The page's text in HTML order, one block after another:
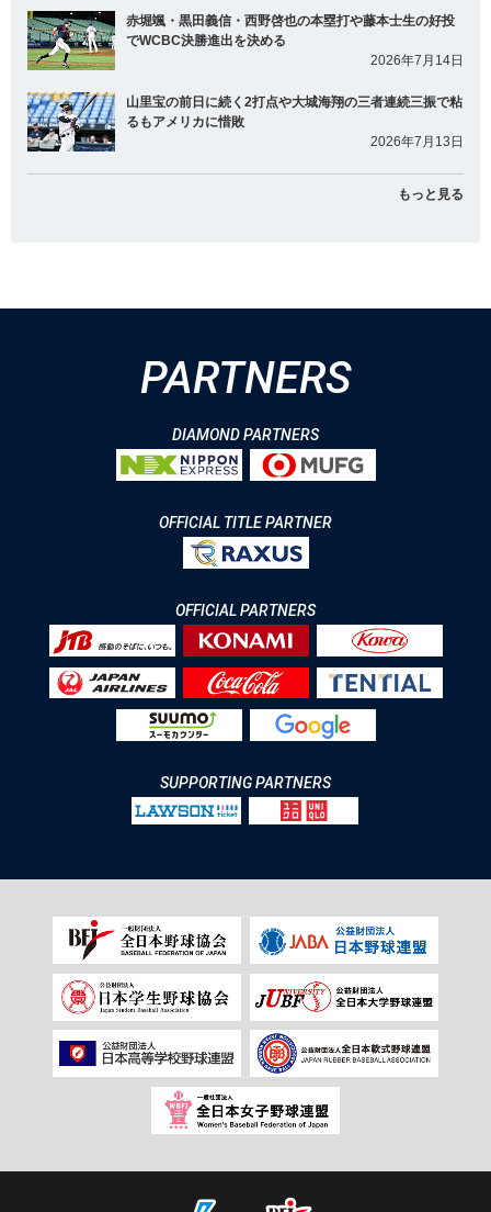
赤堀颯・黒田義信・西野啓也の本塁打や藤本士生の好投
でWCBC決勝進出を決める
2026年7月14日
山里宝の前日に続く2打点や大城海翔の三者連続三振で粘
るもアメリカに惜敗
2026年7月13日
もっと見る
PARTNERS
DIAMOND PARTNERS
OFFICIAL TITLE PARTNER
OFFICIAL PARTNERS
SUPPORTING PARTNERS